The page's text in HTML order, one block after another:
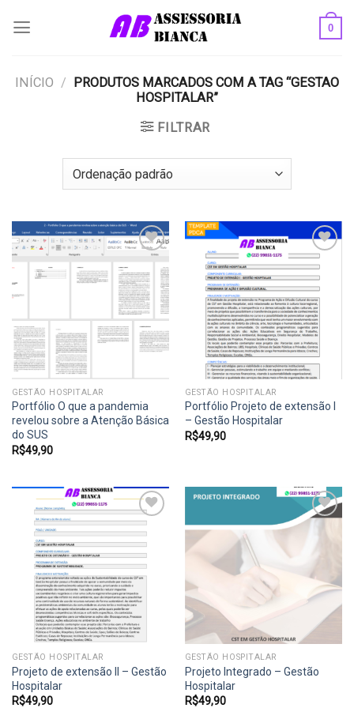
0
INÍCIO / PRODUTOS MARCADOS COM A TAG “GESTAO
HOSPITALAR”
FILTRAR
Add to
wishlist
GESTÃO HOSPITALAR
Portfólio O que a pandemia
revelou sobre a Atenção Básica
do SUS
R$49,90
Add to
wishlist
GESTÃO HOSPITALAR
Portfólio Projeto de extensão I
– Gestão Hospitalar
R$49,90
Add to
wishlist
GESTÃO HOSPITALAR
Projeto de extensão II – Gestão
Hospitalar
R$49,90
GESTÃO HOSPITALAR
Projeto Integrado – Gestão
Hospitalar
R$49,90